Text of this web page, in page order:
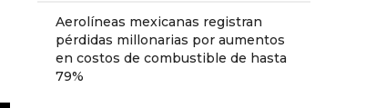
Aerolíneas mexicanas registran
pérdidas millonarias por aumentos
en costos de combustible de hasta
79%